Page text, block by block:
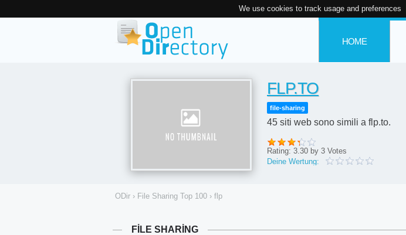
We use cookies to track usage and preferences
HOME
FLP.TO
file-sharing
45 siti web sono simili a flp.to.
Rating: 3.30 by 3 Votes
Deine Wertung:
ODir › File Sharing Top 100 › flp
FILE SHARING